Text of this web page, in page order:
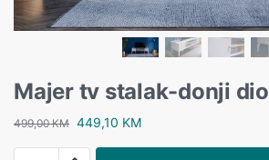
Majer tv stalak-donji dio
499,00KM 449,10 KM